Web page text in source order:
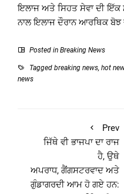
ਇਲਾਜ ਅਤੇ ਸਿਹਤ ਸੇਵਾ ਦੀ ਇੱਕ
ਨਾਲ ਇਲਾਜ ਦੌਰਾਨ ਆਰਥਿਕ ਬੋਝ
Posted in Breaking News
Tagged breaking news, hot
news
Prev
ਜਿੱਥੇ ਵੀ ਭਾਜਪਾ ਦਾ ਰਾਜ
ਹੈ, ਉਥੇ
ਅਪਰਾਧ, ਗੈਂਗਸਟਰਵਾਦ ਅਤੇ
ਗੁੰਡਾਗਰਦੀ ਆਮ ਹੋ ਗਏ ਹਨ: